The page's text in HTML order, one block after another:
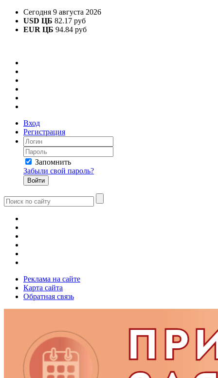
Сегодня 9 августа 2026
USD ЦБ 82.17 руб
EUR ЦБ 94.84 руб
Вход
Регистрация
Запомнить
Забыли свой пароль?
Реклама на сайте
Карта сайта
Обратная связь